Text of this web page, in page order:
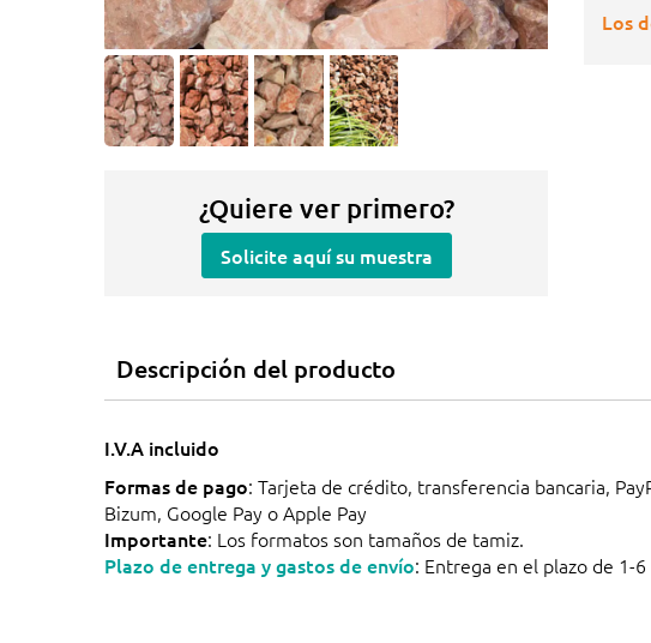
¿Quiere ver primero?
Solicite aquí su muestra
Los
Descripción del producto
I.V.A incluido
Formas de pago: Tarjeta de crédito, transferencia bancaria,
Bizum, Google Pay o Apple Pay
Importante: Los formatos son tamaños de tamiz.
Plazo de entrega y gastos de envío: Entrega en el plazo de 1-